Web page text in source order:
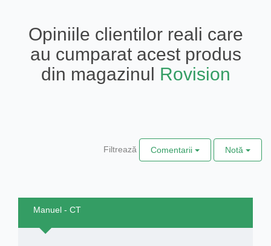
Opiniile clientilor reali care
au cumparat acest produs
din magazinul Rovision
Filtrează Comentarii Notă
Manuel - CT